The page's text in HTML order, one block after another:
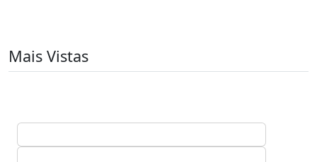
Mais Vistas